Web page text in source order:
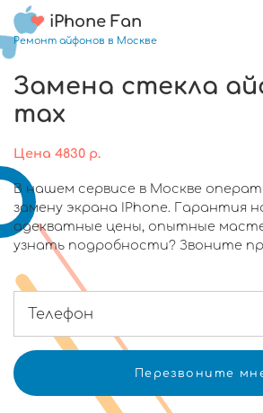
iPhone Fan
Ремонт айфонов в Москве
Замена стекла
max
Цена 4830 р.
В нашем сервисе в Москве
замену экрана IPhone. Гарантия
адекватные цены, опытные
узнать подробности? Звоните